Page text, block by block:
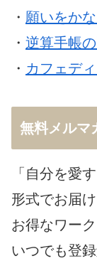
・ 願いをか
・ 逆算手帳
・ カフェデ
無料メルマ
「自分を愛
形式でお届け
お得なワー
いつでも登